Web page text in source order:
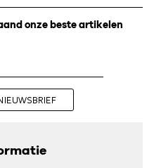
onze beste artikelen